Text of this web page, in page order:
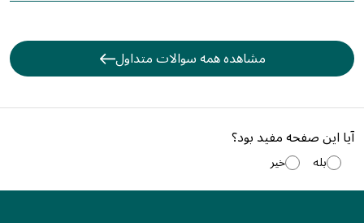
مشاهده همه سوالات متداول
آیا این صفحه مفید بود؟
بله خیر